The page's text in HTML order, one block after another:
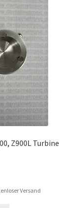
Z900L Turbine
Versand